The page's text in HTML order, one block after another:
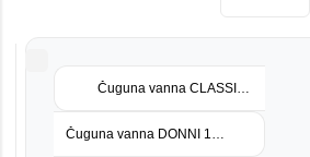
Čuguna vanna CLASSIC 170x70x40
Čuguna vanna DONNI 150x75x42